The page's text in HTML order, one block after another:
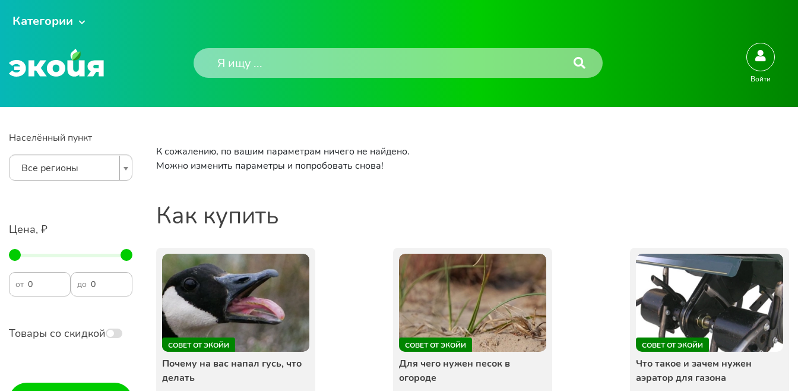
Категории
Войти
Населённый пункт
Все регионы
Цена, ₽
от до
Товары со скидкой
К сожалению, по вашим параметрам ничего не найдено.
Можно изменить параметры и попробовать снова!
Как купить
СОВЕТ ОТ ЭКОЙИ
Почему на вас напал гусь, что
делать
СОВЕТ ОТ ЭКОЙИ
Для чего нужен песок в
огороде
СОВЕТ ОТ ЭКОЙИ
Что такое и зачем нужен
аэратор для газона